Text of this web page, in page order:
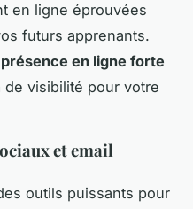
en ligne éprouvées
futurs apprenants.
présence en ligne forte
visibilité pour votre
et email
outils puissants pour